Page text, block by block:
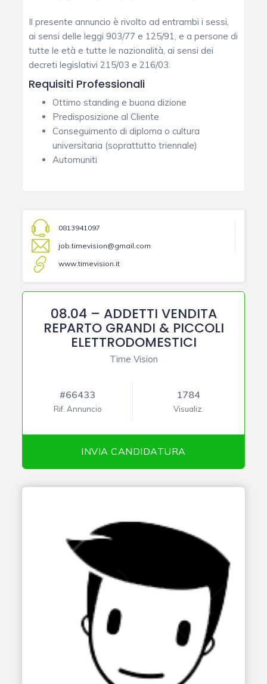
Il presente annuncio è rivolto ad entrambi i sessi,
ai sensi delle leggi 903/77 e 125/91, e a persone di
tutte le età e tutte le nazionalità, ai sensi dei
decreti legislativi 215/03 e 216/03.
Requisiti Professionali
Ottimo standing e buona dizione
Predisposizione al Cliente
Conseguimento di diploma o cultura
universitaria (soprattutto triennale)
Automuniti
0813941097
job.timevision@gmail.com
www.timevision.it
08.04 – ADDETTI VENDITA
REPARTO GRANDI & PICCOLI
ELETTRODOMESTICI
Time Vision
#66433
Rif. Annuncio
1784
Visualiz.
INVIA CANDIDATURA